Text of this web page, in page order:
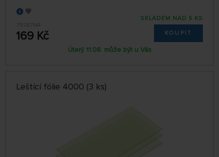
79787144
169 Kč
SKLADEM NAD 5 KS
KOUPIT
Úterý 11.08. může být u Vás
Leštící fólie 4000 (3 ks)